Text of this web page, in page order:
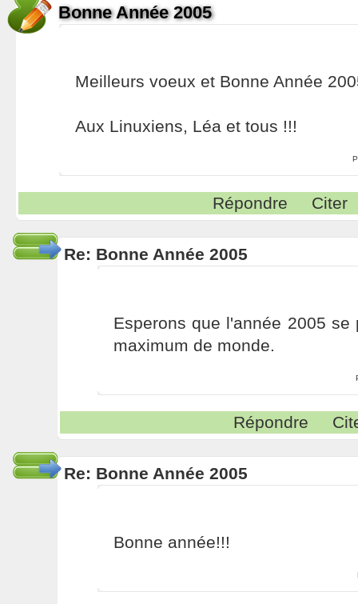
Bonne Année 2005
Meilleurs voeux et Bonne Année
Aux Linuxiens, Léa et tous !!!
Répondre Citer
Re: Bonne Année 2005
Esperons que l'année 2005
maximum de monde.
Répondre
Re: Bonne Année 2005
Bonne année!!!